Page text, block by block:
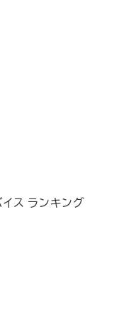
ス ランキング